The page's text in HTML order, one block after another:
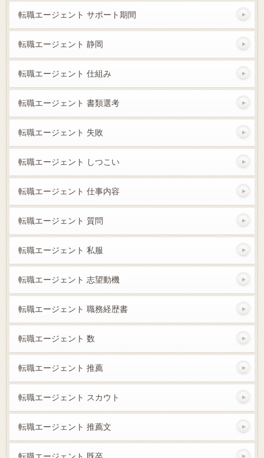
転職エージェント サポート期間
転職エージェント 静岡
転職エージェント 仕組み
転職エージェント 書類選考
転職エージェント 失敗
転職エージェント しつこい
転職エージェント 仕事内容
転職エージェント 質問
転職エージェント 私服
転職エージェント 志望動機
転職エージェント 職務経歴書
転職エージェント 数
転職エージェント 推薦
転職エージェント スカウト
転職エージェント 推薦文